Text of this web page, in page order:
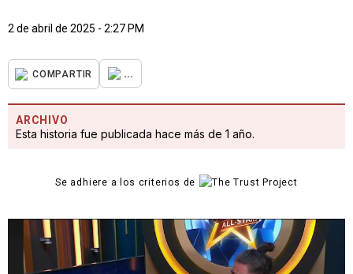
2 de abril de 2025 - 2:27 PM
COMPARTIR ...
ARCHIVO
Esta historia fue publicada hace más de 1 año.
Se adhiere a los criterios de